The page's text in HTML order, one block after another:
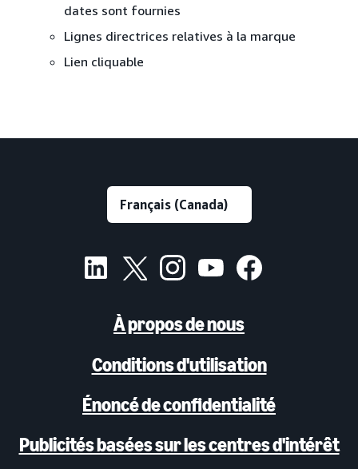
dates sont fournies
Lignes directrices relatives à la marque
Lien cliquable
À propos de nous
Conditions d'utilisation
Énoncé de confidentialité
Publicités basées sur les centres d'intérêt